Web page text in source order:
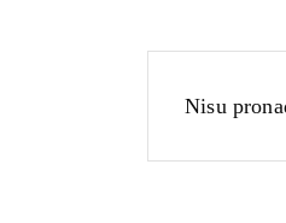
Nisu